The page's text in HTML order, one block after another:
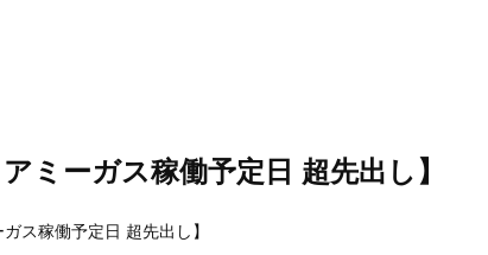
アミーガス稼働予定日 超先出し】
ス稼働予定日 超先出し】